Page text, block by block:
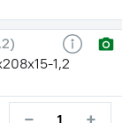
1,2